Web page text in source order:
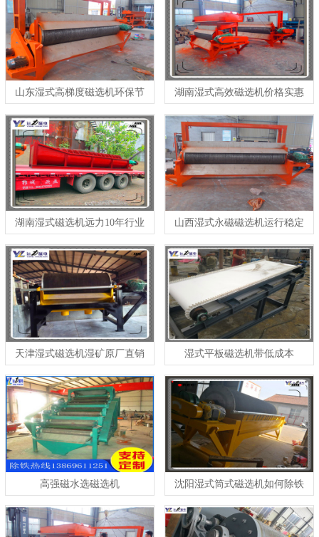
山东湿式高梯度磁选机环保节
能
湖南湿式高效磁选机价格实惠
湖南湿式磁选机远力10年行业
经验
山西湿式永磁磁选机运行稳定
天津湿式磁选机湿矿原厂直销 湿式平板磁选机带低成本
高强磁水选磁选机 沈阳湿式筒式磁选机如何除铁